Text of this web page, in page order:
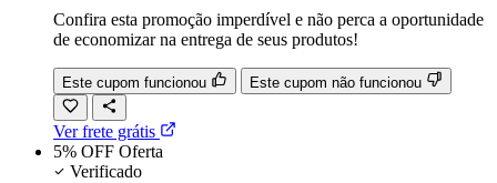
Confira esta promoção imperdível e não perca a oportunidade
de economizar na entrega de seus produtos!
Este cupom funcionou Este cupom não funcionou
Ver frete grátis
5% OFF Oferta
Verificado